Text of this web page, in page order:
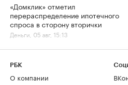
«Домклик» отметил
перераспределение ипотечного
спроса в сторону вторички
Деньги, 05 авг, 15:13
Гибель рабочего на
когда отвечает руководитель
Мнения, 05 авг, 13:29
РБК
О компании